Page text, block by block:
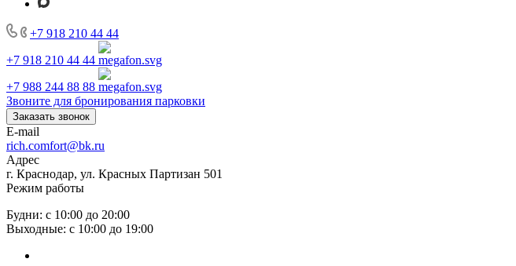
+7 918 210 44 44
+7 918 210 44 44
+7 988 244 88 88
Звоните для бронирования парковки
Заказать звонок
E-mail
rich.comfort@bk.ru
Адрес
г. Краснодар, ул. Красных Партизан 501
Режим работы
Будни: с 10:00 до 20:00
Выходные: с 10:00 до 19:00